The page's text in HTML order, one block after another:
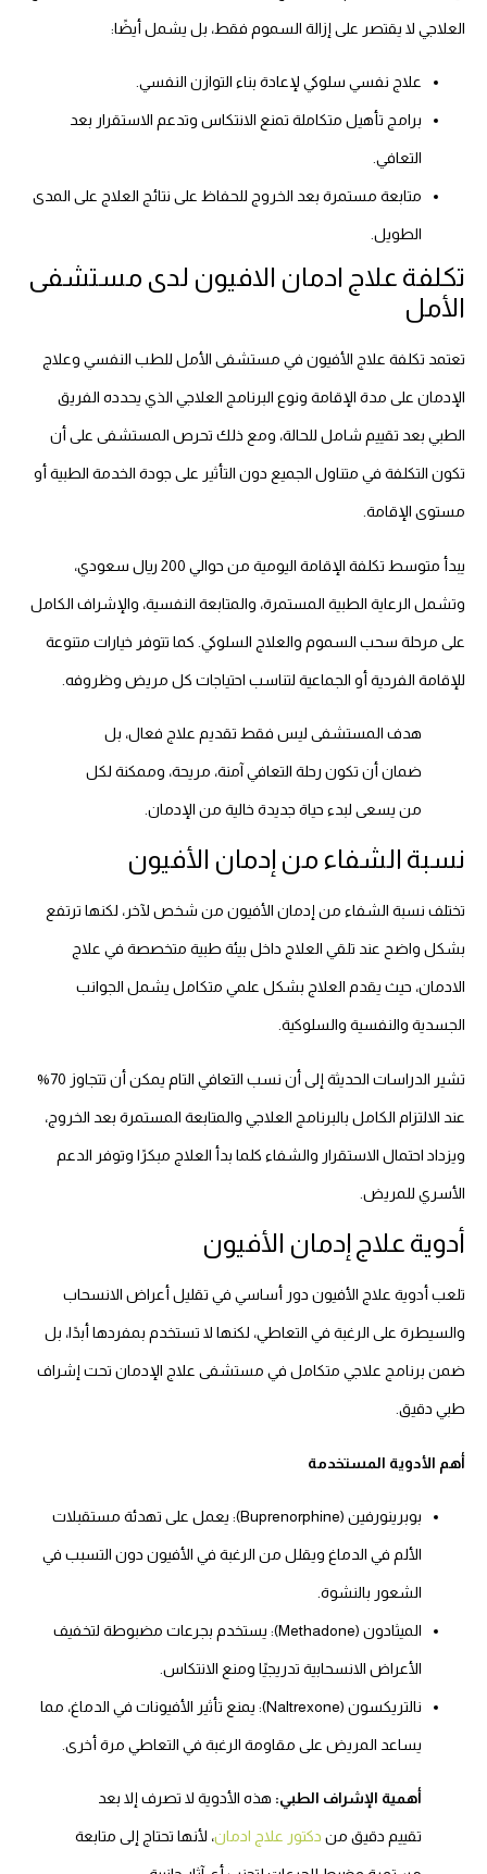
العلاجي لا يقتصر على إزالة السموم فقط، بل يشمل أيضًا:
علاج نفسي سلوكي لإعادة بناء التوازن النفسي.
برامج تأهيل متكاملة تمنع الانتكاس وتدعم الاستقرار بعد
التعافي.
متابعة مستمرة بعد الخروج للحفاظ على نتائج العلاج على المدى
الطويل.
تكلفة علاج ادمان الافيون لدى مستشفى
الأمل
تعتمد تكلفة علاج الأفيون في مستشفى الأمل للطب النفسي وعلاج
الإدمان على مدة الإقامة ونوع البرنامج العلاجي الذي يحدده الفريق
الطبي بعد تقييم شامل للحالة، ومع ذلك تحرص المستشفى على أن
تكون التكلفة في متناول الجميع دون التأثير على جودة الخدمة الطبية أو
مستوى الإقامة.
يبدأ متوسط تكلفة الإقامة اليومية من حوالي 200 ريال سعودي،
وتشمل الرعاية الطبية المستمرة، والمتابعة النفسية، والإشراف الكامل
على مرحلة سحب السموم والعلاج السلوكي. كما تتوفر خيارات متنوعة
للإقامة الفردية أو الجماعية لتناسب احتياجات كل مريض وظروفه.
هدف المستشفى ليس فقط تقديم علاج فعال، بل
ضمان أن تكون رحلة التعافي آمنة، مريحة، وممكنة لكل
من يسعى لبدء حياة جديدة خالية من الإدمان.
نسبة الشفاء من إدمان الأفيون
تختلف نسبة الشفاء من إدمان الأفيون من شخص لآخر، لكنها ترتفع
بشكل واضح عند تلقي العلاج داخل بيئة طبية متخصصة في علاج
الادمان، حيث يقدم العلاج بشكل علمي متكامل يشمل الجوانب
الجسدية والنفسية والسلوكية.
تشير الدراسات الحديثة إلى أن نسب التعافي التام يمكن أن تتجاوز 70%
عند الالتزام الكامل بالبرنامج العلاجي والمتابعة المستمرة بعد الخروج،
ويزداد احتمال الاستقرار والشفاء كلما بدأ العلاج مبكرًا وتوفر الدعم
الأسري للمريض.
أدوية علاج إدمان الأفيون
تلعب أدوية علاج الأفيون دور أساسي في تقليل أعراض الانسحاب
والسيطرة على الرغبة في التعاطي، لكنها لا تستخدم بمفردها أبدًا، بل
ضمن برنامج علاجي متكامل في مستشفى علاج الإدمان تحت إشراف
طبي دقيق.
أهم الأدوية المستخدمة
بوبرينورفين (Buprenorphine): يعمل على تهدئة مستقبلات
الألم في الدماغ ويقلل من الرغبة في الأفيون دون التسبب في
الشعور بالنشوة.
الميثادون (Methadone): يستخدم بجرعات مضبوطة لتخفيف
الأعراض الانسحابية تدريجيًا ومنع الانتكاس.
نالتريكسون (Naltrexone): يمنع تأثير الأفيونات في الدماغ، مما
يساعد المريض على مقاومة الرغبة في التعاطي مرة أخرى.
أهمية الإشراف الطبي: هذه الأدوية لا تصرف إلا بعد
تقييم دقيق من دكتور علاج ادمان، لأنها تحتاج إلى متابعة